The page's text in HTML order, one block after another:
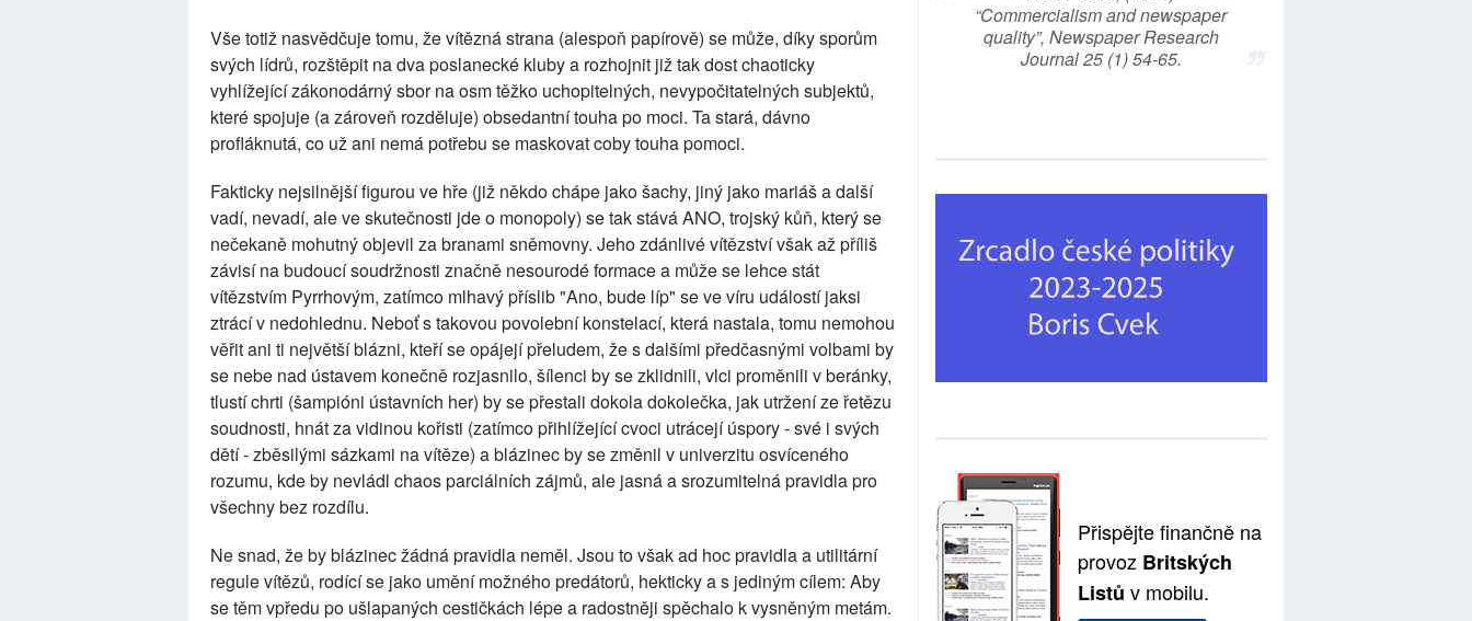
Vše totiž nasvědčuje tomu, že vítězná strana (alespoň papírově) se může, díky sporům
svých lídrů, rozštěpit na dva poslanecké kluby a rozhojnit již tak dost chaoticky
vyhlížející zákonodárný sbor na osm těžko uchopitelných, nevypočitatelných subjektů,
které spojuje (a zároveň rozděluje) obsedantní touha po moci. Ta stará, dávno
profláknutá, co už ani nemá potřebu se maskovat coby touha pomoci.
Fakticky nejsilnější figurou ve hře (již někdo chápe jako šachy, jiný jako mariáš a další
vadí, nevadí, ale ve skutečnosti jde o monopoly) se tak stává ANO, trojský kůň, který se
nečekaně mohutný objevil za branami sněmovny. Jeho zdánlivé vítězství však až příliš
závisí na budoucí soudržnosti značně nesourodé formace a může se lehce stát
vítězstvím Pyrrhovým, zatímco mlhavý příslib "Ano, bude líp" se ve víru událostí jaksi
ztrácí v nedohlednu. Neboť s takovou povolební konstelací, která nastala, tomu nemohou
věřit ani ti největší blázni, kteří se opájejí přeludem, že s dalšími předčasnými volbami by
se nebe nad ústavem konečně rozjasnilo, šílenci by se zklidnili, vlci proměnili v beránky,
tlustí chrti (šampióni ústavních her) by se přestali dokola dokolečka, jak utržení ze řetězu
soudnosti, hnát za vidinou kořisti (zatímco přihlížející cvoci utrácejí úspory - své i svých
dětí - zběsilými sázkami na vítěze) a blázinec by se změnil v univerzitu osvíceného
rozumu, kde by nevládl chaos parciálních zájmů, ale jasná a srozumitelná pravidla pro
všechny bez rozdílu.
Ne snad, že by blázinec žádná pravidla neměl. Jsou to však ad hoc pravidla a utilitární
regule vítězů, rodící se jako umění možného predátorů, hekticky a s jediným cílem: Aby
se těm vpředu po ušlapaných cestičkách lépe a radostněji spěchalo k vysněným metám.
“Commercialism and newspaper
quality”, Newspaper Research
Journal 25 (1) 54-65.
Přispějte finančně na
provoz Britských
Listů v mobilu.